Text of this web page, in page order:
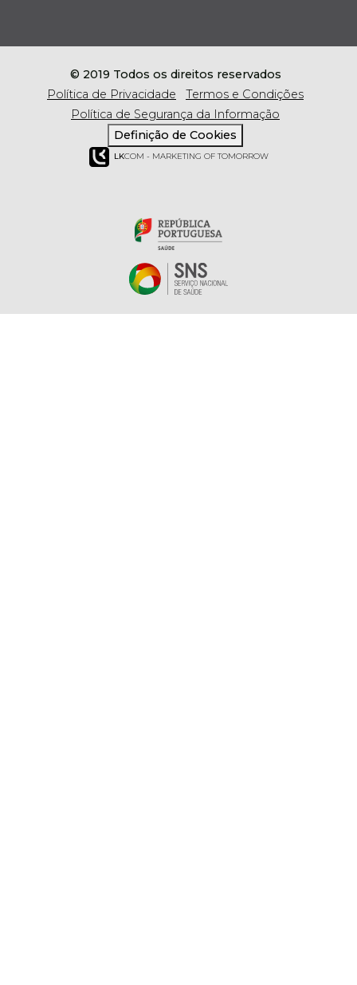
© 2019 Todos os direitos reservados
Política de Privacidade
Termos e Condições
Política de Segurança da Informação
Definição de Cookies
LKCOM - MARKETING OF TOMORROW